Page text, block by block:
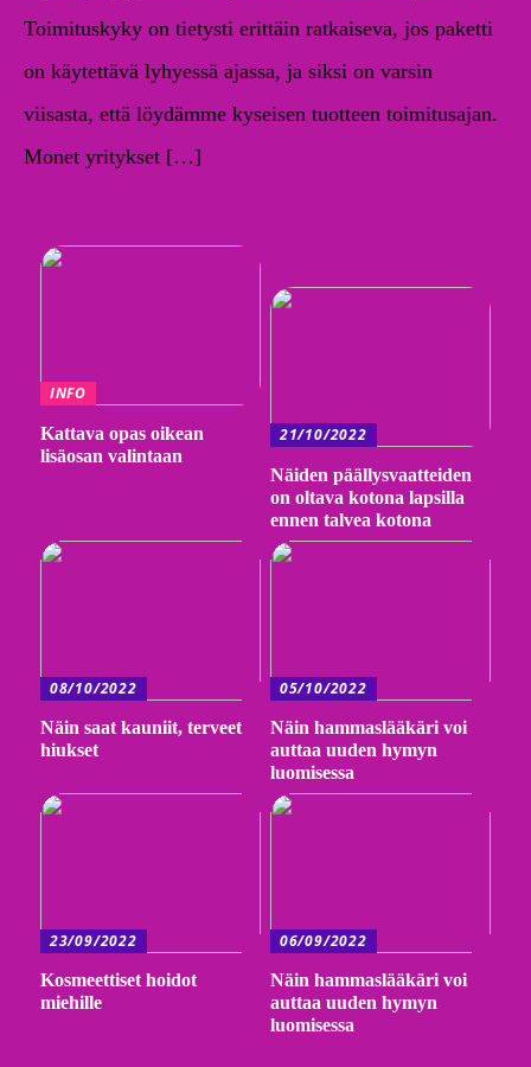
Toimituskyky on tietysti erittäin ratkaiseva, jos paketti
on käytettävä lyhyessä ajassa, ja siksi on varsin
viisasta, että löydämme kyseisen tuotteen toimitusajan.
Monet yritykset […]
INFO
Kattava opas oikean
lisäosan valintaan
21/10/2022
Näiden päällysvaatteiden
on oltava kotona lapsilla
ennen talvea kotona
08/10/2022
Näin saat kauniit, terveet
hiukset
05/10/2022
Näin hammaslääkäri voi
auttaa uuden hymyn
luomisessa
23/09/2022
Kosmeettiset hoidot
miehille
06/09/2022
Näin hammaslääkäri voi
auttaa uuden hymyn
luomisessa